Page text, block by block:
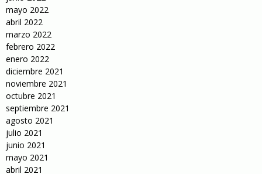
mayo 2022
abril 2022
marzo 2022
febrero 2022
enero 2022
diciembre 2021
noviembre 2021
octubre 2021
septiembre 2021
agosto 2021
julio 2021
junio 2021
mayo 2021
abril 2021